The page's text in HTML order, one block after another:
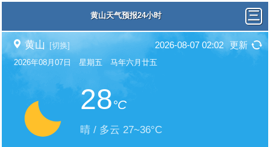
黄山天气预报24小时
黄山 [切换] 2026-08-07 02:02 更新
2026年08月07日 星期五 马年六月廿五
28°C
晴 / 多云 27~36°C